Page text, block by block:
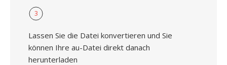
3
Lassen Sie die Datei konvertieren und Sie
können Ihre au-Datei direkt danach
herunterladen